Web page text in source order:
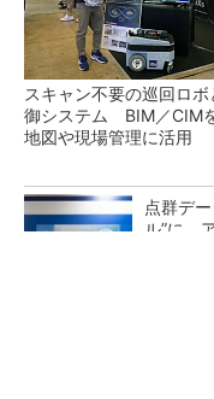
スキャン不要の巡回ロボ
御システム BIM／CIM
地図や現場管理に活用
点群デ
ル”に